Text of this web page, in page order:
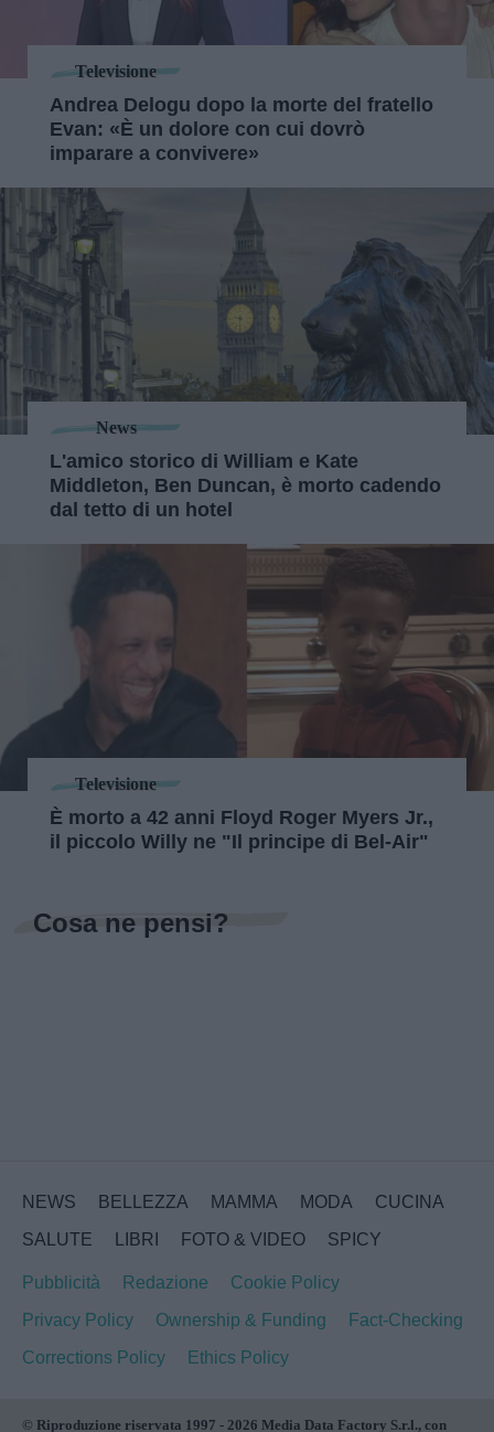
Televisione
Andrea Delogu dopo la morte del fratello
Evan: «È un dolore con cui dovrò
imparare a convivere»
News
L'amico storico di William e Kate
Middleton, Ben Duncan, è morto cadendo
dal tetto di un hotel
Televisione
È morto a 42 anni Floyd Roger Myers Jr.,
il piccolo Willy ne "Il principe di Bel-Air"
Cosa ne pensi?
NEWS BELLEZZA MAMMA MODA
CUCINA
SALUTE
LIBRI FOTO & VIDEO SPICY
Pubblicità Redazione
Cookie Policy
Privacy Policy
Ownership & Funding
Fact-Checking
Corrections Policy
Ethics Policy
© Riproduzione riservata 1997 - 2026 Media Data Factory S.r.l., con